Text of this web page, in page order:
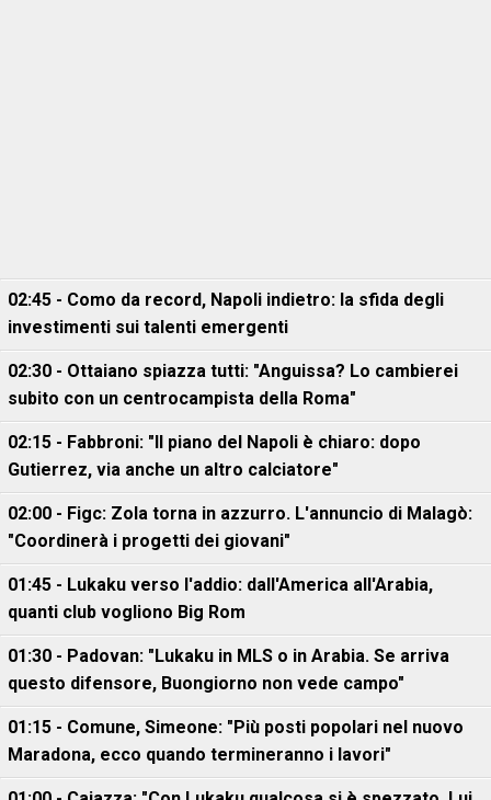
02:45 - Como da record, Napoli indietro: la sfida degli
investimenti sui talenti emergenti
02:30 - Ottaiano spiazza tutti: "Anguissa? Lo cambierei
subito con un centrocampista della Roma"
02:15 - Fabbroni: "Il piano del Napoli è chiaro: dopo
Gutierrez, via anche un altro calciatore"
02:00 - Figc: Zola torna in azzurro. L'annuncio di Malagò:
"Coordinerà i progetti dei giovani"
01:45 - Lukaku verso l'addio: dall'America all'Arabia,
quanti club vogliono Big Rom
01:30 - Padovan: "Lukaku in MLS o in Arabia. Se arriva
questo difensore, Buongiorno non vede campo"
01:15 - Comune, Simeone: "Più posti popolari nel nuovo
Maradona, ecco quando termineranno i lavori"